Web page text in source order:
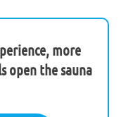
more
open the sauna